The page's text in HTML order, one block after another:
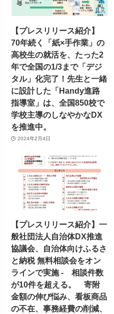
【プレスリリース紹介】
70年続く「紙×手作業」の
高校生の就活を、たった2
年で全国の1/3まで「デジ
タル」化完了！先生と一緒
に設計した「Handy進路
指導室」は、全国850校で
学校主導のしなやかなDX
を推進中。
2024年2月4日
【プレスリリース紹介】一
般社団法人自治体DX推進
協議会、自治体向けふるさ
と納税 無料相談会をオン
ラインで実施 - 相談件数
が10件を超える。 寄附
金額の伸び悩み、看板商品
の不在、事務経費の削減、